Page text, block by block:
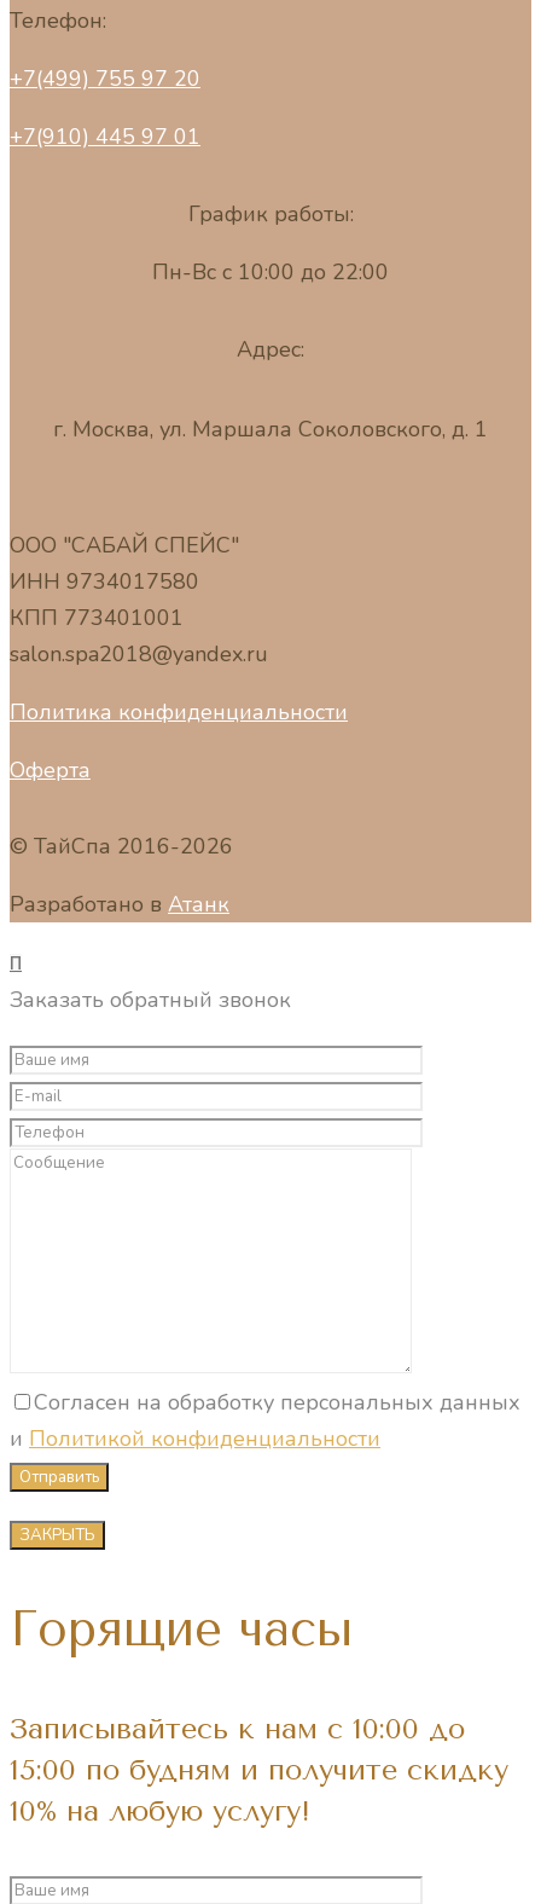
Телефон:
+7(499) 755 97 20
+7(910) 445 97 01
График работы:
Пн-Вс с 10:00 до 22:00
Адрес:
г. Москва, ул. Маршала Соколовского, д. 1
ООО "САБАЙ СПЕЙС"
ИНН 9734017580
КПП 773401001
salon.spa2018@yandex.ru
Политика конфиденциальности
Оферта
© ТайСпа 2016-2026
Разработано в Атанк
П
Заказать обратный звонок
Согласен на обработку персональных данных
и Политикой конфиденциальности
ЗАКРЫТЬ
Горящие часы
Записывайтесь к нам с 10:00 до
15:00 по будням и получите скидку
10% на любую услугу!